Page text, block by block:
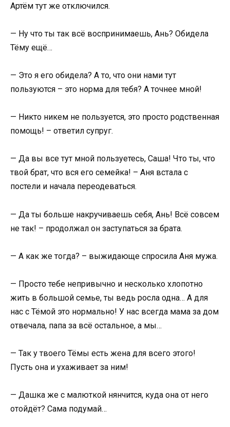
Артём тут же отключился.
— Ну что ты так всё воспринимаешь, Ань? Обидела
Тёму ещё…
— Это я его обидела? А то, что они нами тут
пользуются – это норма для тебя? А точнее мной!
— Никто никем не пользуется, это просто родственная
помощь! – ответил супруг.
— Да вы все тут мной пользуетесь, Саша! Что ты, что
твой брат, что вся его семейка! – Аня встала с
постели и начала переодеваться.
— Да ты больше накручиваешь себя, Ань! Всё совсем
не так! – продолжал он заступаться за брата.
— А как же тогда? – выжидающе спросила Аня мужа.
— Просто тебе непривычно и несколько хлопотно
жить в большой семье, ты ведь росла одна… А для
нас с Тёмой это нормально! У нас всегда мама за дом
отвечала, папа за всё остальное, а мы…
— Так у твоего Тёмы есть жена для всего этого!
Пусть она и ухаживает за ним!
— Дашка же с малюткой нянчится, куда она от него
отойдёт? Сама подумай…